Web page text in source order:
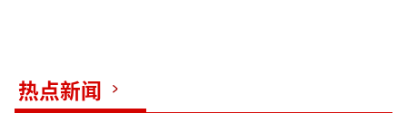
热点新闻